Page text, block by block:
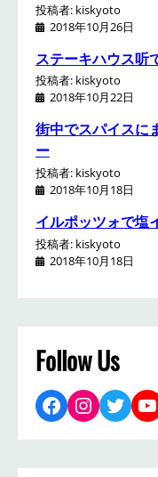
投稿者: kiskyoto
2018年10月26日
ステーキハウス听
投稿者: kiskyoto
2018年10月22日
街中でスパイスに
ー
投稿者: kiskyoto
2018年10月18日
イルポッツォで塩
投稿者: kiskyoto
2018年10月18日
Follow Us
Facebook Instagram Twitter YouTube